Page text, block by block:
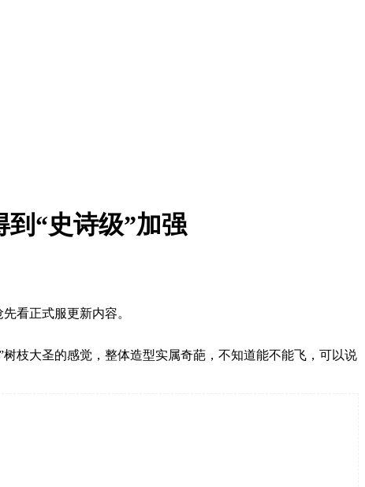
“史诗级”加强
看正式服更新内容。
枝大圣的感觉，整体造型实属奇葩，不知道能不能飞，可以说